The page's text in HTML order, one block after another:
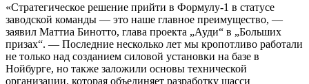
«Стратегическое решение прийти в Формулу-1 в статусе
заводской команды — это наше главное преимущество, —
заявил Маттиа Бинотто, глава проекта „Ауди“ в „Больших
призах“. — Последние несколько лет мы кропотливо работали
не только над созданием силовой установки на базе в
Нойбурге, но также заложили основы технической
организации, которая объединяет разработку шасси